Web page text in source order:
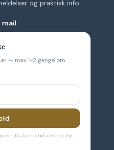
og praktisk info.
mail
— max 1-2 gange om
Du kan altid afmelde dig.